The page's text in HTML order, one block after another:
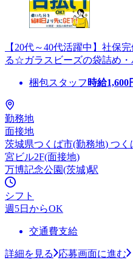
【20代～40代活躍中】社保
る☆ガラスビーズの袋詰め
梱包スタッフ 時給1,600
勤務地
面接地
茨城県つくば市(勤務地) つ
宮ビル2F(面接地)
万博記念公園(茨城)駅
シフト
週5日からOK
交通費支給
詳細を見る
応募画面に進む